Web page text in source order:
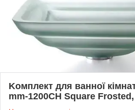
Kомплект для ванної
mm-1200CH Square